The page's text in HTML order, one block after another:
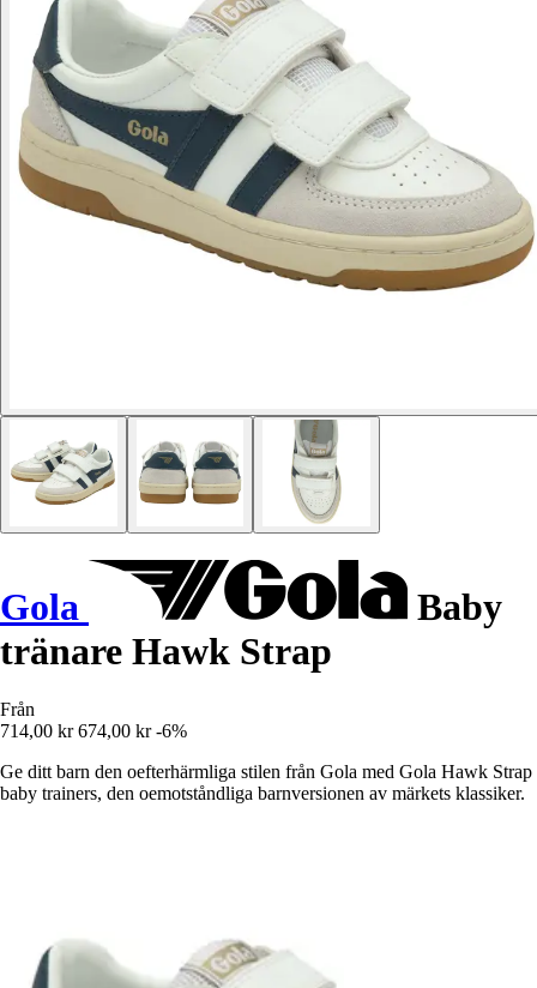
Gola
Baby
tränare Hawk Strap
Från
714,00 kr 674,00 kr -6%
Ge ditt barn den oefterhärmliga stilen från Gola med Gola Hawk Strap
baby trainers, den oemotståndliga barnversionen av märkets klassiker.